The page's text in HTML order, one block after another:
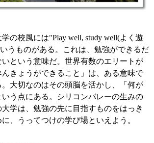
の校風には"Play well, study well(よく遊
うものがある。これは、勉強ができるだ
という意味だ。世界有数のエリートが
きょうができること」は、ある意味で
大切なのはその頭脳を活かし、「何が
う点にある。シリコンバレーの生みの
学は、勉強の先に目指すものをはっき
、うってつけの学び場といえよう。